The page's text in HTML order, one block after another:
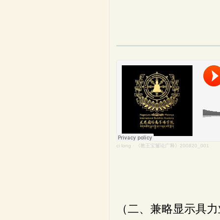
ci long · 《教王宝鬘论广释》200820_001
（二、兼略显示具